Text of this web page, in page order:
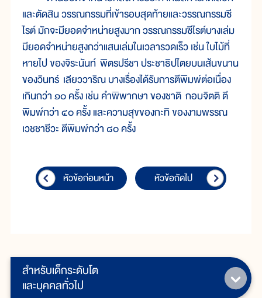
สำหรับเด็กระดับโต
และบุคคลทั่วไป
และตัดสิน วรรณกรรมที่เข้ารอบสุดท้ายและวรรณกรรมซี
ไรต์ มักจะมียอดจำหน่ายสูงมาก วรรณกรรมซีไรต์บางเล่ม
มียอดจำหน่ายสูงกว่าแสนเล่มในเวลารวดเร็ว เช่น ใบไม้ที่
หายไป ของจิระนันท์ พิตรปรีชา ประชาธิปไตยบนเส้นขนาน
ของวินทร์ เลียววาริณ บางเรื่องได้รับการตีพิมพ์ต่อเนื่อง
เกินกว่า ๑๐ ครั้ง เช่น คำพิพากษา ของชาติ กอบจิตติ ตี
พิมพ์กว่า ๔๐ ครั้ง และความสุขของกะทิ ของงามพรรณ
เวชชาชีวะ ตีพิมพ์กว่า ๘๐ ครั้ง
หัวข้อก่อนหน้า หัวข้อถัดไป